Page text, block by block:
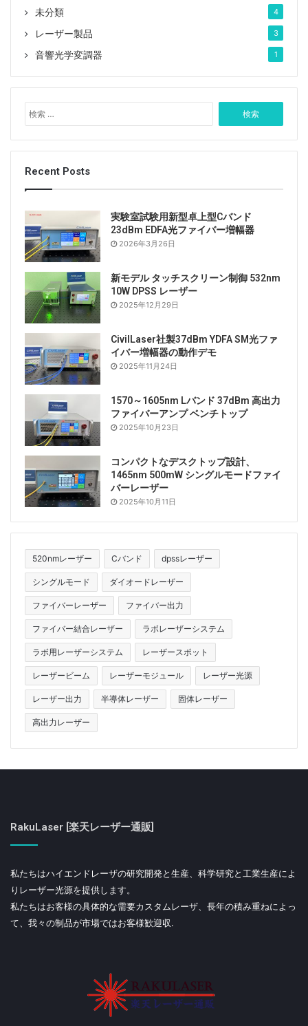
高出力レーザー光源は、高性能半導体レーザーチップ、
105/125μmファイバーカップリング出力に基づいてい
ます。 専門的に設計された定電流駆動および温度制御
回路により、レーザーの安全で安定した動作が保証され
ます。 医学研究、ファイバーレーザーポンピング、そ
の他の生産テストに最適です。 デスクトップまたはモ
ジュール式パッケージを提供でき、ホスト コンピュー
タ監視ソフトウェアも提供できます。
注意: これは赤外線レーザーですが、非常に高い出力を
持っています。 操作時は赤外線レーザー保護メガネを
Tags 30Wレーザー 940nm
ソフトウェア制御レーザー
ラボ用レーザーシステム レーザー技術
未分類 4
レーザー製品 3
音響光学変調器 1
索
:
Recent Posts
実験室試験用新型卓上型Cバンド
23dBm EDFA光ファイバー増幅器
2026年3月26日
新モデル タッチスクリーン制御 532nm
10W DPSS レーザー
2025年12月29日
CivilLaser社製37dBm YDFA SM光ファ
イバー増幅器の動作デモ
2025年11月24日
1570～1605nm Lバンド 37dBm 高出力
ファイバーアンプ ベンチトップ
2025年10月23日
コンパクトなデスクトップ設計、
1465nm 500mW シングルモードファイ
バーレーザー
2025年10月11日
520nmレーザー Cバンド dpssレーザー
シングルモード ダイオードレーザー
ファイバーレーザー ファイバー出力
ファイバー結合レーザー ラボレーザーシステム
ラボ用レーザーシステム レーザースポット
レーザービーム レーザーモジュール レーザー光源
レーザー出力 半導体レーザー 固体レーザー
高出力レーザー
RakuLaser [楽天レーザー通販]
私たちはハイエンドレーザの研究開発と生産、科学研究と工業生産によ
りレーザー光源を提供します。
私たちはお客様の具体的な需要カスタムレーザ、長年の積み重ねによっ
て、我々の制品が市場ではお客様歓迎収.